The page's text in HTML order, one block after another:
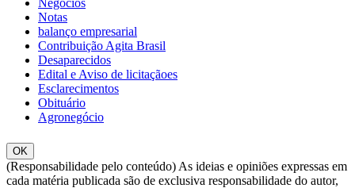
Negócios
Notas
balanço empresarial
Contribuição Agita Brasil
Desaparecidos
Edital e Aviso de licitaçãoes
Esclarecimentos
Obituário
Agronegócio
OK
(Responsabilidade pelo conteúdo) As ideias e opiniões expressas em
cada matéria publicada são de exclusiva responsabilidade do autor,